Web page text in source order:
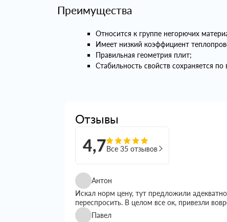
Преимущества
Относится к группе негорючих
Имеет низкий коэффициент
Правильная геометрия плит;
Стабильность свойств сохраняется
Отзывы
4,7Все 35 отзывов
Антон
Искал норм цену, тут предложили
переспросить. В целом все ок, привезли
Павел